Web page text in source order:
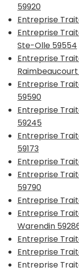
59920
Entreprise
Entreprise
Ste-Olle 59554
Entreprise
Entreprise
59590
Entreprise
59245
Entreprise
59173
Entreprise
Entreprise
59790
Entreprise
Entreprise
Warendin
Entreprise
Entreprise
Entreprise